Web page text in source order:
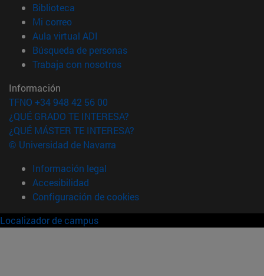
Biblioteca
Mi correo(abre en nueva ventana)
Aula virtual ADI
Búsqueda de personas(abre en nueva ventana)
Trabaja con nosotros(abre en nueva ventana)
Información
TFNO +34 948 42 56 00
¿QUÉ GRADO TE INTERESA?
¿QUÉ MÁSTER TE INTERESA?
© Universidad de Navarra
Información legal
Accesibilidad
Configuración de cookies
Localizador de campus